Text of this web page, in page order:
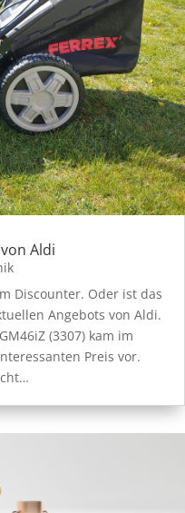
Aldi
Discounter. Oder ist das
Angebots von Aldi.
(3307) kam im
Preis vor.